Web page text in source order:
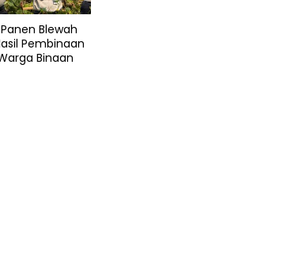
Blewah
Pembinaan
Binaan